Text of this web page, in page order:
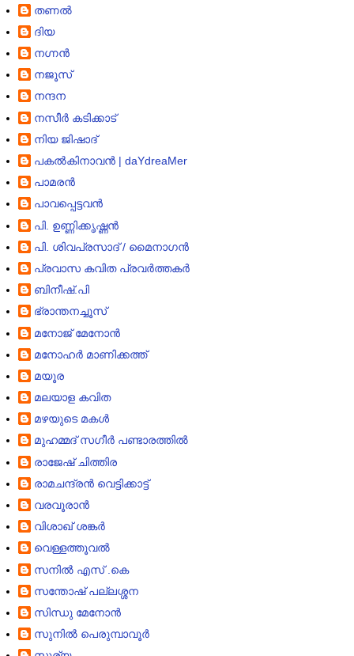
തണല്‍
ദിയ
നഗ്നൻ
നജൂസ്‌
നന്ദന
നസീര്‍ കടിക്കാട്‌
നിയ ജിഷാദ്
പകല്‍കിനാവന്‍ | daYdreaMer
പാമരന്‍
പാവപ്പെട്ടവൻ
പി. ഉണ്ണിക്കൃഷ്ണന്‍
പി. ശിവപ്രസാദ്‌ / മൈനാഗന്‍
പ്രവാസ കവിത പ്രവര്‍ത്തകര്‍
ബിനീഷ്.പി
ഭ്രാന്തനച്ചൂസ്
മനോജ് മേനോന്‍
മനോഹര്‍ മാണിക്കത്ത്
മയൂര
മലയാള കവിത
മഴയുടെ മകള്‍
മുഹമ്മദ്‌ സഗീർ പണ്ടാരത്തിൽ
രാജേഷ്‌ ചിത്തിര
രാമചന്ദ്രൻ വെട്ടിക്കാട്ട്
വരവൂരാൻ
വിശാഖ് ശങ്കര്‍
വെള്ളത്തൂവൽ
സനില്‍ എസ് .കെ
സന്തോഷ്‌ പല്ലശ്ശന
സിന്ധു മേനോന്‍
സുനില്‍ ‍‍‍പെരുമ്പാവൂര്‍